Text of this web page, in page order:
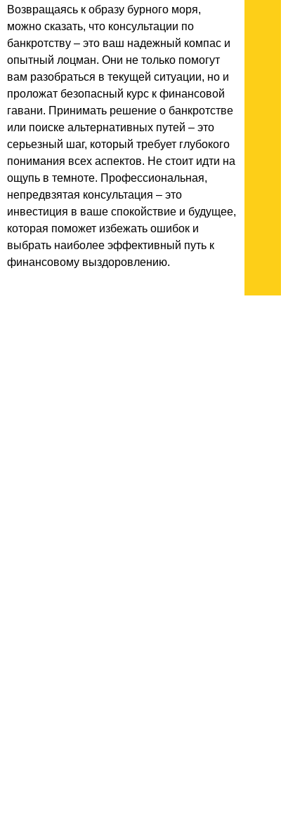
Возвращаясь к образу бурного моря,
можно сказать, что консультации по
банкротству – это ваш надежный компас и
опытный лоцман. Они не только помогут
вам разобраться в текущей ситуации, но и
проложат безопасный курс к финансовой
гавани. Принимать решение о банкротстве
или поиске альтернативных путей – это
серьезный шаг, который требует глубокого
понимания всех аспектов. Не стоит идти на
ощупь в темноте. Профессиональная,
непредвзятая консультация – это
инвестиция в ваше спокойствие и будущее,
которая поможет избежать ошибок и
выбрать наиболее эффективный путь к
финансовому выздоровлению.